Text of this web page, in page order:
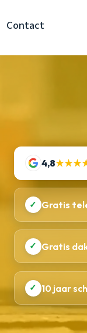
Contact
4,8
✓ Gratis
✓ Gratis
✓ 10 jaar